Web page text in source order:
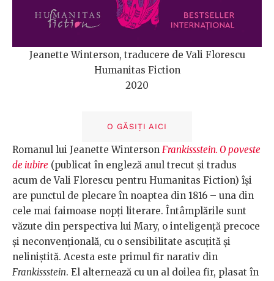
Jeanette Winterson, traducere de Vali Florescu
Humanitas Fiction
2020
O GĂSIȚI AICI
Romanul lui Jeanette Winterson Frankissstein. O poveste
de iubire (publicat în engleză anul trecut și tradus
acum de Vali Florescu pentru Humanitas Fiction) își
are punctul de plecare în noaptea din 1816 – una din
cele mai faimoase nopți literare. Întâmplările sunt
văzute din perspectiva lui Mary, o inteligență precoce
și neconvențională, cu o sensibilitate ascuțită și
neliniștită. Acesta este primul fir narativ din
Frankissstein. El alternează cu un al doilea fir, plasat în